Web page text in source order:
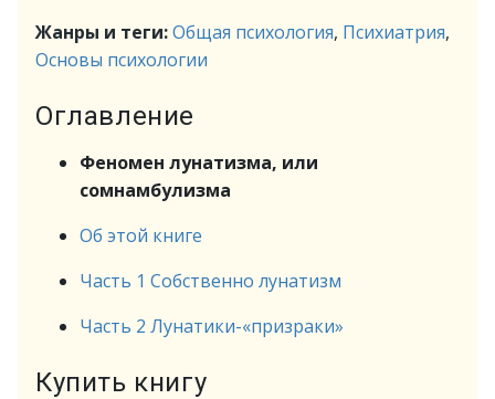
Жанры и теги:Общая психология, Психиатрия,
Основы психологии
Оглавление
Феномен лунатизма, или
сомнамбулизма
Об этой книге
Часть 1 Собственно лунатизм
Часть 2 Лунатики-«призраки»
Купить книгу